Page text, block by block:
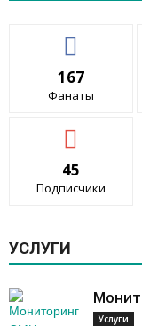
167
Фанаты
45
Подписчики
УСЛУГИ
Услуги